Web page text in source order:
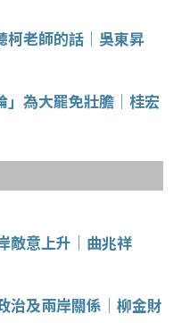
柯老師的話│吳東昇
」為大罷免壯膽│桂宏
敵意上升│曲兆祥
治及兩岸關係│柳金財